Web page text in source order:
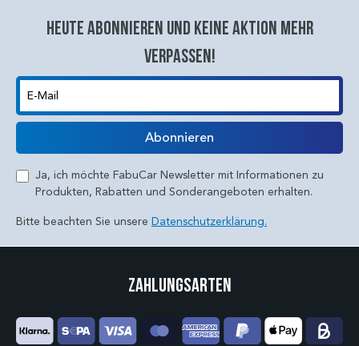
Heute abonnieren und keine aktion mehr
verpassen!
E-Mail
Abonnieren
Ja, ich möchte FabuCar Newsletter mit Informationen zu
Produkten, Rabatten und Sonderangeboten erhalten.
Bitte beachten Sie unsere Datenschutzerklärung.
Zahlungsarten